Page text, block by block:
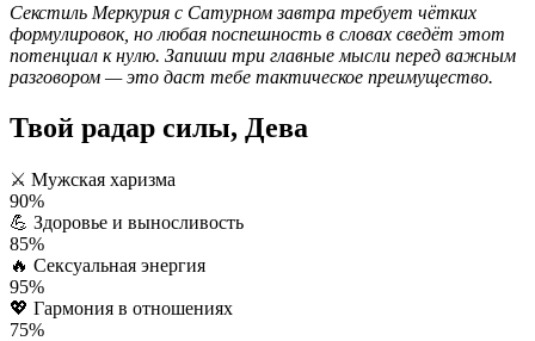
Секстиль Меркурия с Сатурном завтра требует чётких
формулировок, но любая поспешность в словах сведёт этот
потенциал к нулю. Запиши три главные мысли перед важным
разговором — это даст тебе тактическое преимущество.
Твой радар силы, Дева
⚔️ Мужская харизма
90%
💪 Здоровье и выносливость
85%
🔥 Сексуальная энергия
95%
💖 Гармония в отношениях
75%